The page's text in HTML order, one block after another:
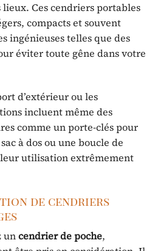
Ces cendriers portables
compacts et souvent
ingénieuses telles que des
éviter toute gêne dans votre
d’extérieur ou les
incluent même des
comme un porte-clés pour
à dos ou une boucle de
utilisation extrêmement
de cendriers
uncendrier de poche,